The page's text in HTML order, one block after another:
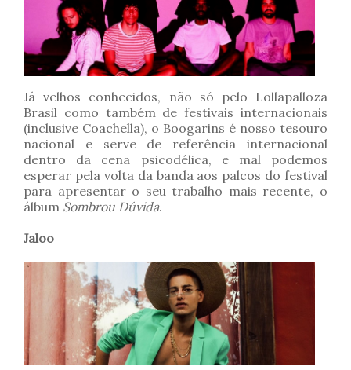
Já velhos conhecidos, não só pelo Lollapalloza
Brasil como também de festivais internacionais
(inclusive Coachella), o Boogarins é nosso tesouro
nacional e serve de referência internacional
dentro da cena psicodélica, e mal podemos
esperar pela volta da banda aos palcos do festival
para apresentar o seu trabalho mais recente, o
álbum Sombrou Dúvida.
Jaloo